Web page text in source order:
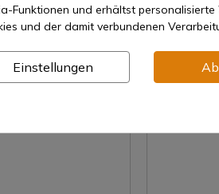
33,86 €
Funktionen und erhältst
und der damit verbundenen
Einstellungen